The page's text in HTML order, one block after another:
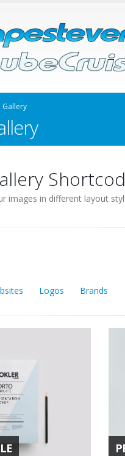
Gallery
images in different layout
Logos Brands